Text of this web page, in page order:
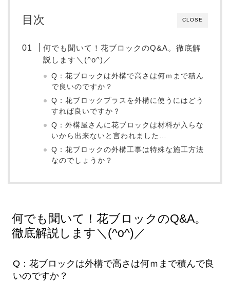
CLOSE
目次
何でも聞いて！花ブロックのQ&A。徹底解
説します＼(^o^)／
Q：花ブロックは外構で高さは何ｍまで積ん
で良いのですか？
Q：花ブロックプラスを外構に使うにはどう
すれば良いですか？
Q：外構屋さんに花ブロックは材料が入らな
いから出来ないと言われました…
Q：花ブロックの外構工事は特殊な施工方法
なのでしょうか？
何でも聞いて！花ブロックのQ&A。
徹底解説します＼(^o^)／
Q：花ブロックは外構で高さは何ｍまで積んで良
いのですか？